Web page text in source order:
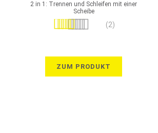
2 in 1: Trennen und Schleifen mit einer
Scheibe
Bewertung:
(2)
ZUM PRODUKT